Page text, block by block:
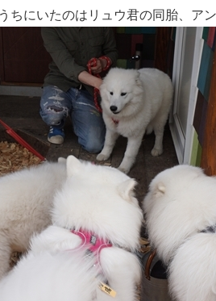
ちにいたのはリュウ君の同胎、ア